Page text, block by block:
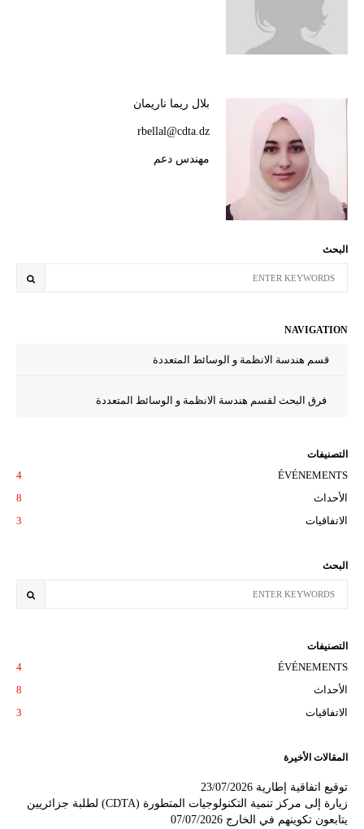
بلال ريما ناريمان
rbellal@cdta.dz
مهندس دعم
البحث
NAVIGATION
قسم هندسة الانظمة و الوسائط المتعددة
فرق البحث لقسم هندسة الانظمة و الوسائط المتعددة
التصنيفات
ÉVÉNEMENTS
4
الأحداث
8
الاتفاقيات
3
البحث
التصنيفات
ÉVÉNEMENTS
4
الأحداث
8
الاتفاقيات
3
المقالات الأخيرة
توقيع اتفاقية إطارية 23/07/2026
زيارة إلى مركز تنمية التكنولوجيات المتطورة (CDTA) لطلبة جزائريين
يتابعون تكوينهم في الخارج 07/07/2026